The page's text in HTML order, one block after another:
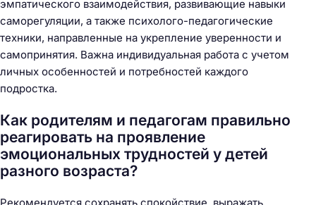
эмпатического взаимодействия, развивающие навыки
саморегуляции, а также психолого-педагогические
техники, направленные на укрепление уверенности и
самопринятия. Важна индивидуальная работа с учетом
личных особенностей и потребностей каждого
подростка.
Как родителям и педагогам правильно
реагировать на проявление
эмоциональных трудностей у детей
разного возраста?